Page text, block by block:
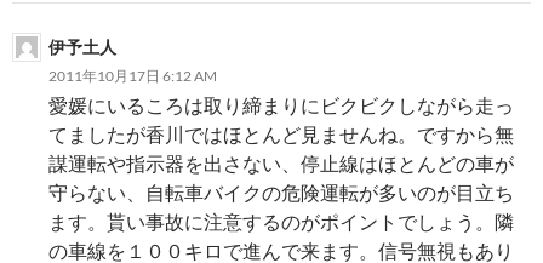
伊予土人
2011年10月17日 6:12 AM
愛媛にいるころは取り締まりにビクビクしながら走っ
てましたが香川ではほとんど見ませんね。ですから無
謀運転や指示器を出さない、停止線はほとんどの車が
守らない、自転車バイクの危険運転が多いのが目立ち
ます。貰い事故に注意するのがポイントでしょう。隣
の車線を１００キロで進んで来ます。信号無視もあり